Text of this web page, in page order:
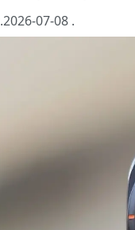
.2026-07-08 .